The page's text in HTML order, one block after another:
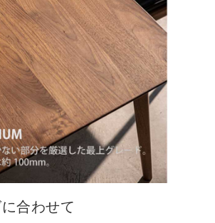
合わせて